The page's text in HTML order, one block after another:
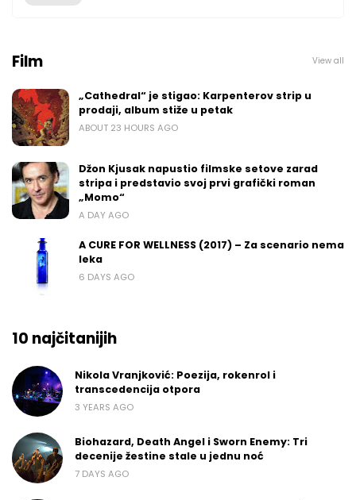
Film View all
„Cathedral“ je stigao: Karpenterov strip u
prodaji, album stiže u petak
ABOUT 23 HOURS AGO
Džon Kjusak napustio filmske setove zarad
stripa i predstavio svoj prvi grafički roman
„Momo“
A DAY AGO
A CURE FOR WELLNESS (2017) – Za scenario nema
leka
6 DAYS AGO
10 najčitanijih
Nikola Vranjković: Poezija, rokenrol i
transcedencija otpora
3 YEARS AGO
Biohazard, Death Angel i Sworn Enemy: Tri
decenije žestine stale u jednu noć
7 DAYS AGO